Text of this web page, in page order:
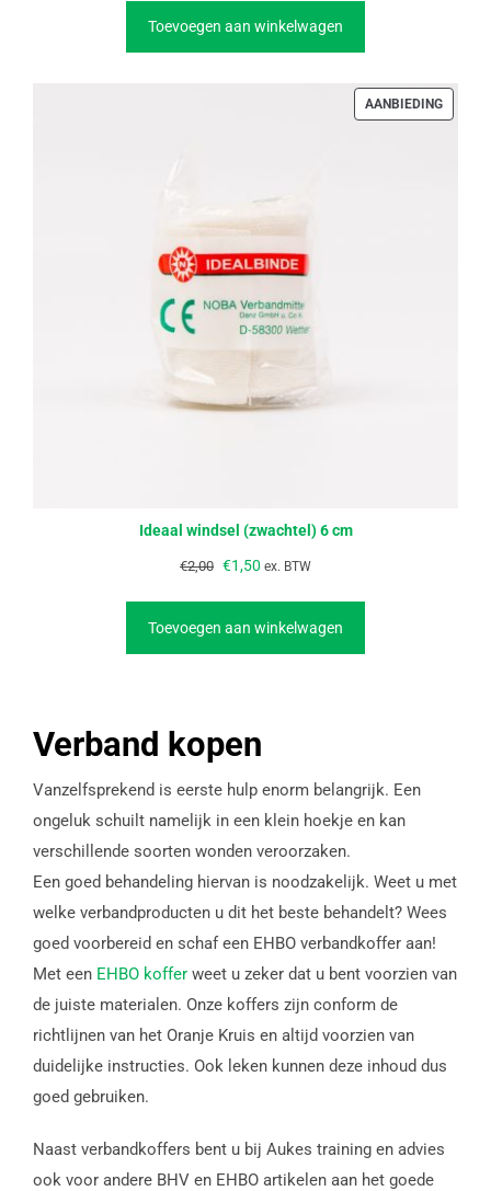
Toevoegen aan winkelwagen
AANBIEDING
Ideaal windsel (zwachtel) 6 cm
€2,00 €1,50 ex. BTW
Toevoegen aan winkelwagen
Verband kopen
Vanzelfsprekend is eerste hulp enorm belangrijk. Een
ongeluk schuilt namelijk in een klein hoekje en kan
verschillende soorten wonden veroorzaken.
Een goed behandeling hiervan is noodzakelijk. Weet u met
welke verbandproducten u dit het beste behandelt? Wees
goed voorbereid en schaf een EHBO verbandkoffer aan!
Met een EHBO koffer weet u zeker dat u bent voorzien van
de juiste materialen. Onze koffers zijn conform de
richtlijnen van het Oranje Kruis en altijd voorzien van
duidelijke instructies. Ook leken kunnen deze inhoud dus
goed gebruiken.
Naast verbandkoffers bent u bij Aukes training en advies
ook voor andere BHV en EHBO artikelen aan het goede